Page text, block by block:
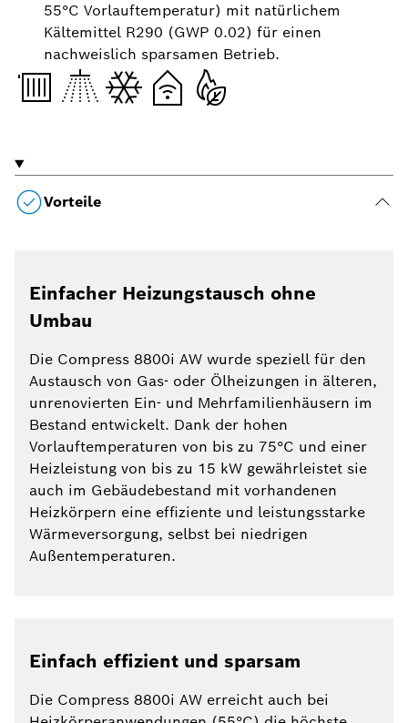
55°C Vorlauftemperatur) mit natürlichem
Kältemittel R290 (GWP 0.02) für einen
nachweislich sparsamen Betrieb.
Vorteile
Einfacher Heizungstausch ohne
Umbau
Die Compress 8800i AW wurde speziell für den
Austausch von Gas- oder Ölheizungen in älteren,
unrenovierten Ein- und Mehrfamilienhäusern im
Bestand entwickelt. Dank der hohen
Vorlauftemperaturen von bis zu 75°C und einer
Heizleistung von bis zu 15 kW gewährleistet sie
auch im Gebäudebestand mit vorhandenen
Heizkörpern eine effiziente und leistungsstarke
Wärmeversorgung, selbst bei niedrigen
Außentemperaturen.
Einfach effizient und sparsam
Die Compress 8800i AW erreicht auch bei